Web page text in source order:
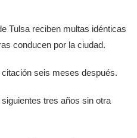
Tulsa reciben multas idénticas
conducen por la ciudad.
seis meses después.
tres años sin otra